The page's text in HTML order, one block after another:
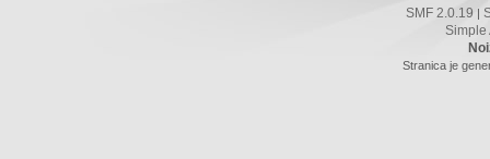
SMF 2.0.19 |
Simple
Stranica je